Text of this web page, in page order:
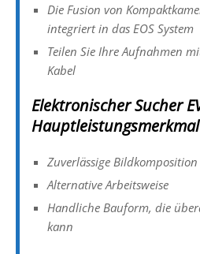
Die Fusion von
integriert in das EOS System
Teilen Sie Ihre Aufnahmen
Kabel
Elektronischer Sucher
Zuverlässige Bildkomposition
Alternative Arbeitsweise
Handliche Bauform, die
kann